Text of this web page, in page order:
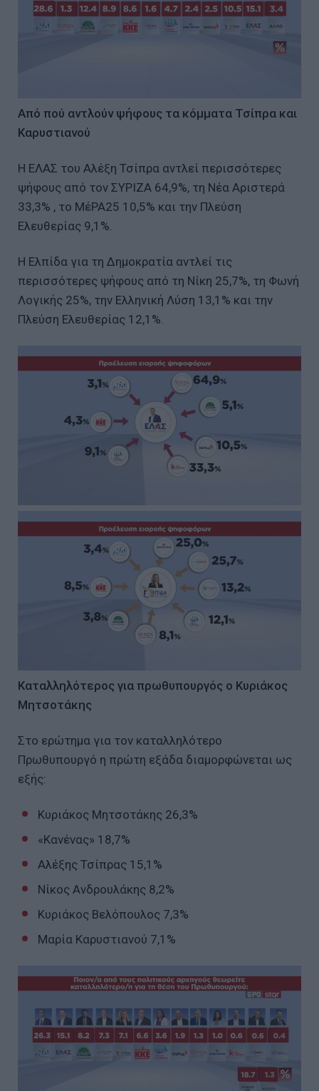
Από πού αντλούν ψήφους τα κόμματα Τσίπρα και
Καρυστιανού
Η ΕΛΑΣ του Αλέξη Τσίπρα αντλεί περισσότερες
ψήφους από τον ΣΥΡΙΖΑ 64,9%, τη Νέα Αριστερά
33,3% , το ΜέΡΑ25 10,5% και την Πλεύση
Ελευθερίας 9,1%.
Η Ελπίδα για τη Δημοκρατία αντλεί τις
περισσότερες ψήφους από τη Νίκη 25,7%, τη Φωνή
Λογικής 25%, την Ελληνική Λύση 13,1% και την
Πλεύση Ελευθερίας 12,1%.
Καταλληλότερος για πρωθυπουργός ο Κυριάκος
Μητσοτάκης
Στο ερώτημα για τον καταλληλότερο
Πρωθυπουργό η πρώτη εξάδα διαμορφώνεται ως
εξής:
Κυριάκος Μητσοτάκης 26,3%
«Κανένας» 18,7%
Αλέξης Τσίπρας 15,1%
Νίκος Ανδρουλάκης 8,2%
Κυριάκος Βελόπουλος 7,3%
Μαρία Καρυστιανού 7,1%